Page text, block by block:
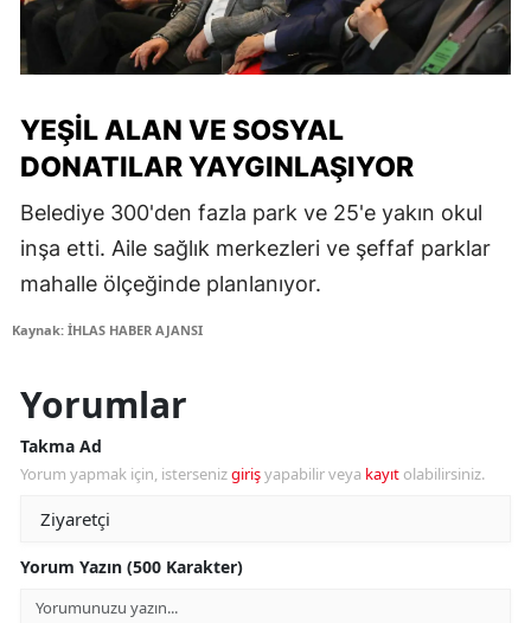
YEŞIL ALAN VE SOSYAL
DONATILAR YAYGINLAŞIYOR
Belediye 300'den fazla park ve 25'e yakın okul
inşa etti. Aile sağlık merkezleri ve şeffaf parklar
mahalle ölçeğinde planlanıyor.
Kaynak: İHLAS HABER AJANSI
Yorumlar
Takma Ad
Yorum yapmak için, istersenizgirişyapabilir veya kayıt olabilirsiniz.
Yorum Yazın (500 Karakter)